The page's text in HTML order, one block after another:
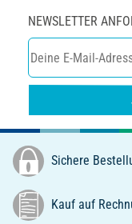
NEWSLETTER
Sichere
Kauf auf